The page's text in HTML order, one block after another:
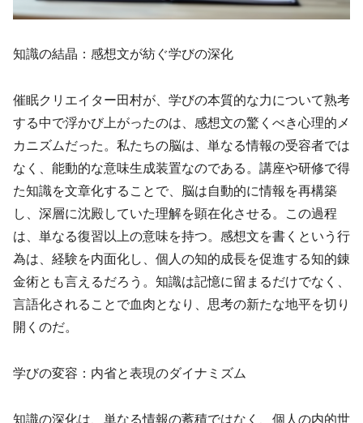
知識の結晶：感想文が紡ぐ学びの深化
催眠クリエイター田村が、学びの本質的な力について熟考
する中で浮かび上がったのは、感想文の驚くべき心理的メ
カニズムだった。私たちの脳は、単なる情報の受容者では
なく、能動的な意味生成装置なのである。講座や研修で得
た知識を文章化することで、脳は自動的に情報を再構築
し、深層に沈殿していた理解を顕在化させる。この過程
は、単なる復習以上の意味を持つ。感想文を書くという行
為は、経験を内面化し、個人の知的成長を促進する知的錬
金術とも言えるだろう。知識は記憶に留まるだけでなく、
言語化されることで血肉となり、思考の新たな地平を切り
開くのだ。
学びの変容：内省と表現のダイナミズム
知識の深化は、単なる情報の蓄積ではなく、個人の内的世